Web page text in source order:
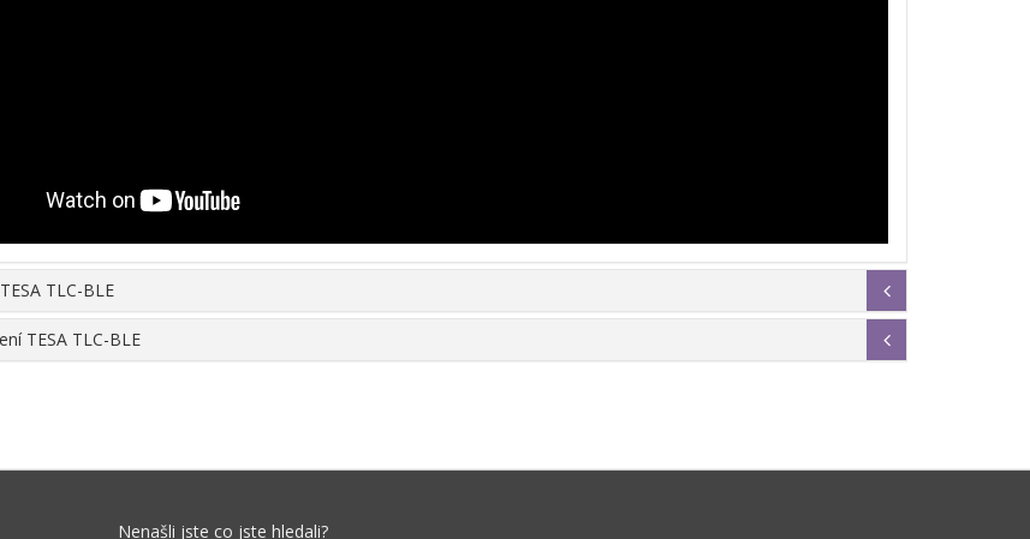
TLC-BLE
TESA TLC-BLE
Nenašli jste co jste hledali?